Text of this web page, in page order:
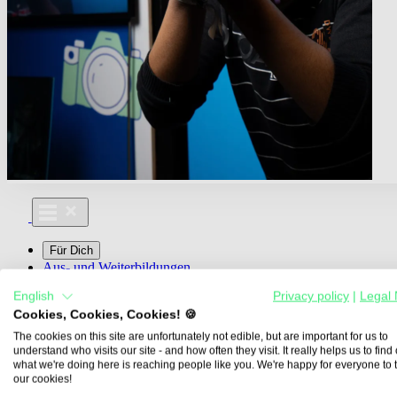
Für Dich
Aus- und Weiterbildungen
Media For You
Über Uns
Übersicht
English Privacy policy
Legal
Cookies, Cookies, Cookies! 🍪
The cookies on this site are unfortunately not edible, but are important for us to
understand who visits our site - and how often they visit. It really helps us to find
what we're doing here is reaching people like you. We're happy for everyone to
our cookies!